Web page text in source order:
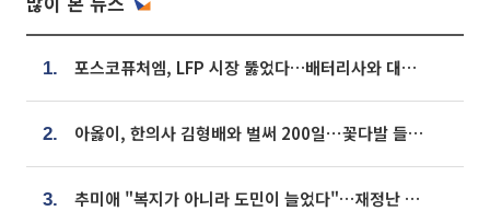
1. 포스코퓨처엠, LFP 시장 뚫었다…배터리사와 대규모 장기 공급 합의
2. 아옳이, 한의사 김형배와 벌써 200일⋯꽃다발 들고 "프러포즈 아냐"
3. 추미애 "복지가 아니라 도민이 늘었다"…재정난 책임론 정면돌파